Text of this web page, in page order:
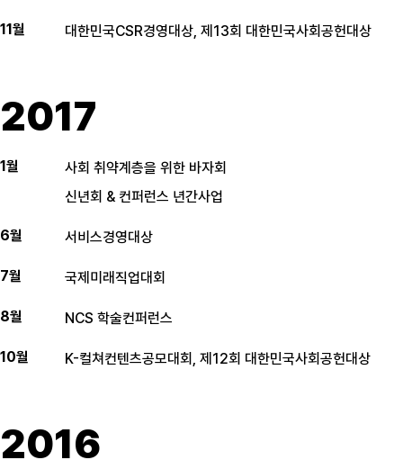
11월 대한민국CSR경영대상, 제13회 대한민국사회공헌대상
2017
1월
사회 취약계층을 위한 바자회
신년회 & 컨퍼런스 년간사업
6월 서비스경영대상
7월 국제미래직업대회
8월 NCS 학술컨퍼런스
10월 K-컬쳐컨텐츠공모대회, 제12회 대한민국사회공헌대상
2016